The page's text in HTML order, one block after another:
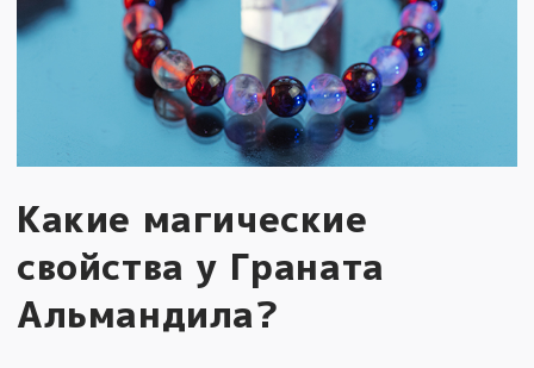
Какие магические
свойства у Граната
Альмандила?